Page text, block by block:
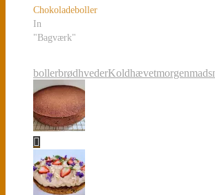
Chokoladeboller
In
"Bagværk"
bollerbrødhvederKoldhævetmorgenmad